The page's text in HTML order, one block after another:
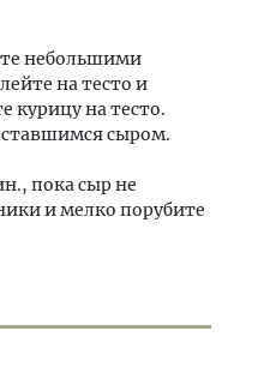
небольшими
на тесто и
курицу на тесто.
сыром.
пока сыр не
и мелко порубите